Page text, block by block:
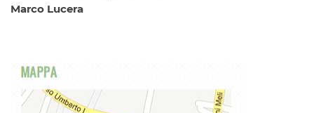
Marco Lucera